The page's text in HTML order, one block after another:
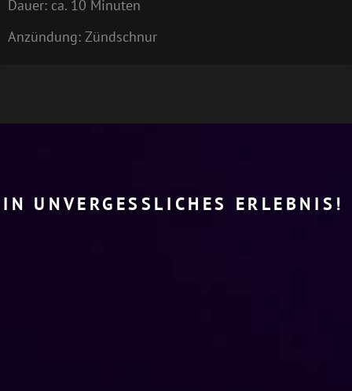
Dauer: ca. 10 Minuten
Anzündung: Zündschnur
UNVERGESSLICHES ERLEBNIS!